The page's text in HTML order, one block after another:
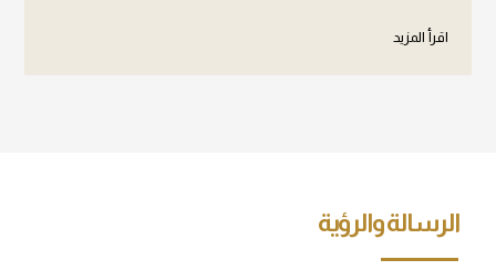
اقرأ المزيد
الرسالة والرؤية